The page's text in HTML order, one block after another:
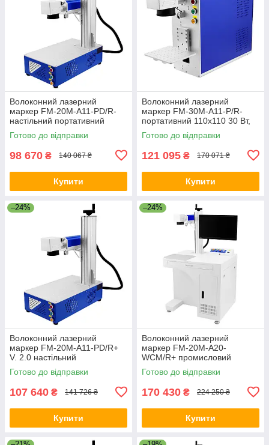
Волоконний лазерний
маркер FM-20M-A11-PD/R-
настільний портативний
110x110 20 Вт, без підтримки
поворотної осі
Готово до відправки
98 670 ₴ 140 067 ₴
Купити
Волоконний лазерний
маркер FM-30M-A11-P/R-
портативний 110x110 30 Вт,
без підтримки поворотної осі
Готово до відправки
121 095 ₴ 170 071 ₴
Купити
–24%
Волоконний лазерний
маркер FM-20M-A11-PD/R+
V. 2.0 настільний
портативний 110x110 20 Вт, з
підтримкою поворотної осі
Готово до відправки
107 640 ₴ 141 726 ₴
Купити
–24%
Волоконний лазерний
маркер FM-20M-A20-
WCM/R+ промисловий
200x200 20 Вт (c
комп'ютером і монітором)
Готово до відправки
170 430 ₴ 224 250 ₴
Купити